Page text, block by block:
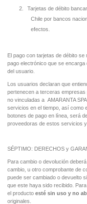
2.
Tarjetas de débito
Chile por bancos
efectos.
El pago con tarjetas de débito
pago electrónico que se
del usuario.
Los usuarios declaran que
pertenecen a terceras
no vinculadas a AMARANTA
servicios en el tiempo, así como
botones de pago en línea, será
proveedoras de estos servicios
SÉPTIMO: DERECHOS y
Para cambio o devolución
cambio, u otro comprobante de
puede ser cambiado o devuelto
que este haya sido recibido.
el producto esté sin uso y no
originales.